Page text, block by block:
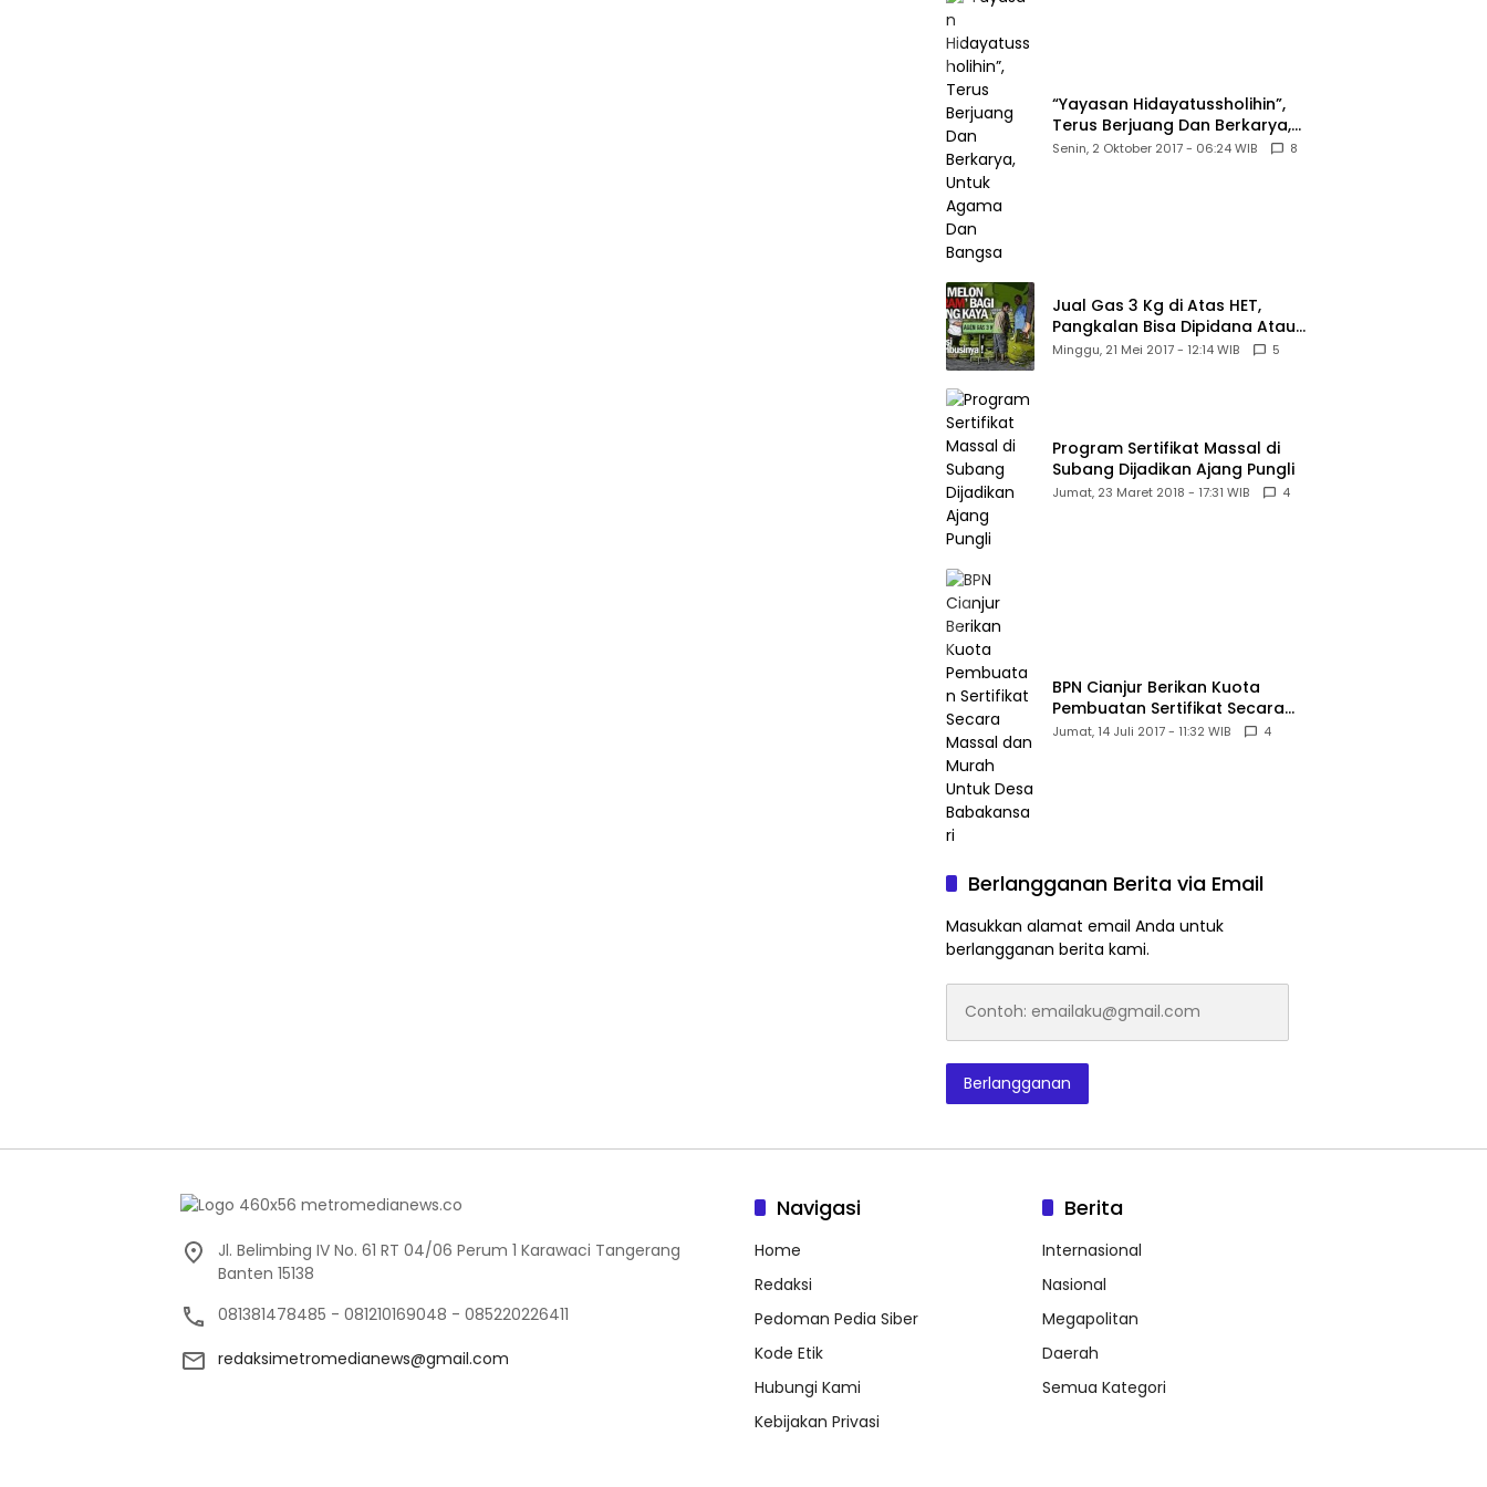
“Yayasan Hidayatussholihin”,
Terus Berjuang Dan Berkarya,
Untuk Agama Dan Bangsa
Senin, 2 Oktober 2017 - 06:24 WIB 8
Jual Gas 3 Kg di Atas HET,
Pangkalan Bisa Dipidana Atau
PHU
Minggu, 21 Mei 2017 - 12:14 WIB 5
Program Sertifikat Massal di
Subang Dijadikan Ajang Pungli
Jumat, 23 Maret 2018 - 17:31 WIB 4
BPN Cianjur Berikan Kuota
Pembuatan Sertifikat Secara
Massal dan Murah Untuk Desa
Jumat, 14 Juli 2017 - 11:32 WIB 4
Berlangganan Berita via Email
Masukkan alamat email Anda untuk
berlangganan berita kami.
emailaku@gmail.com
Berlangganan
Jl. Belimbing IV No. 61 RT 04/06 Perum 1 Karawaci Tangerang
Banten 15138
081381478485 - 081210169048 - 085220226411
redaksimetromedianews@gmail.com
Navigasi
Home
Redaksi
Pedoman Pedia Siber
Kode Etik
Hubungi Kami
Kebijakan Privasi
Berita
Internasional
Nasional
Megapolitan
Daerah
Semua Kategori